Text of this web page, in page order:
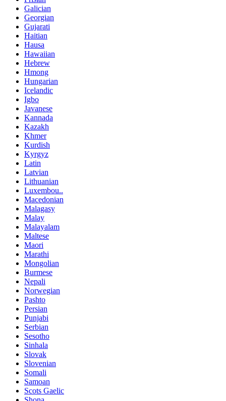
Galician
Georgian
Gujarati
Haitian
Hausa
Hawaiian
Hebrew
Hmong
Hungarian
Icelandic
Igbo
Javanese
Kannada
Kazakh
Khmer
Kurdish
Kyrgyz
Latin
Latvian
Lithuanian
Luxembou..
Macedonian
Malagasy
Malay
Malayalam
Maltese
Maori
Marathi
Mongolian
Burmese
Nepali
Norwegian
Pashto
Persian
Punjabi
Serbian
Sesotho
Sinhala
Slovak
Slovenian
Somali
Samoan
Scots Gaelic